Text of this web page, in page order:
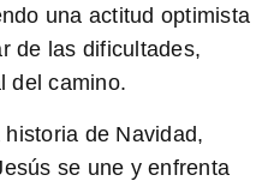
una actitud optimista
de las dificultades,
del camino.
de Navidad,
se une y enfrenta